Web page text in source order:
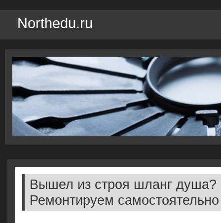
Northedu.ru
Вышел из строя шланг душа?
Ремонтируем самостоятельно